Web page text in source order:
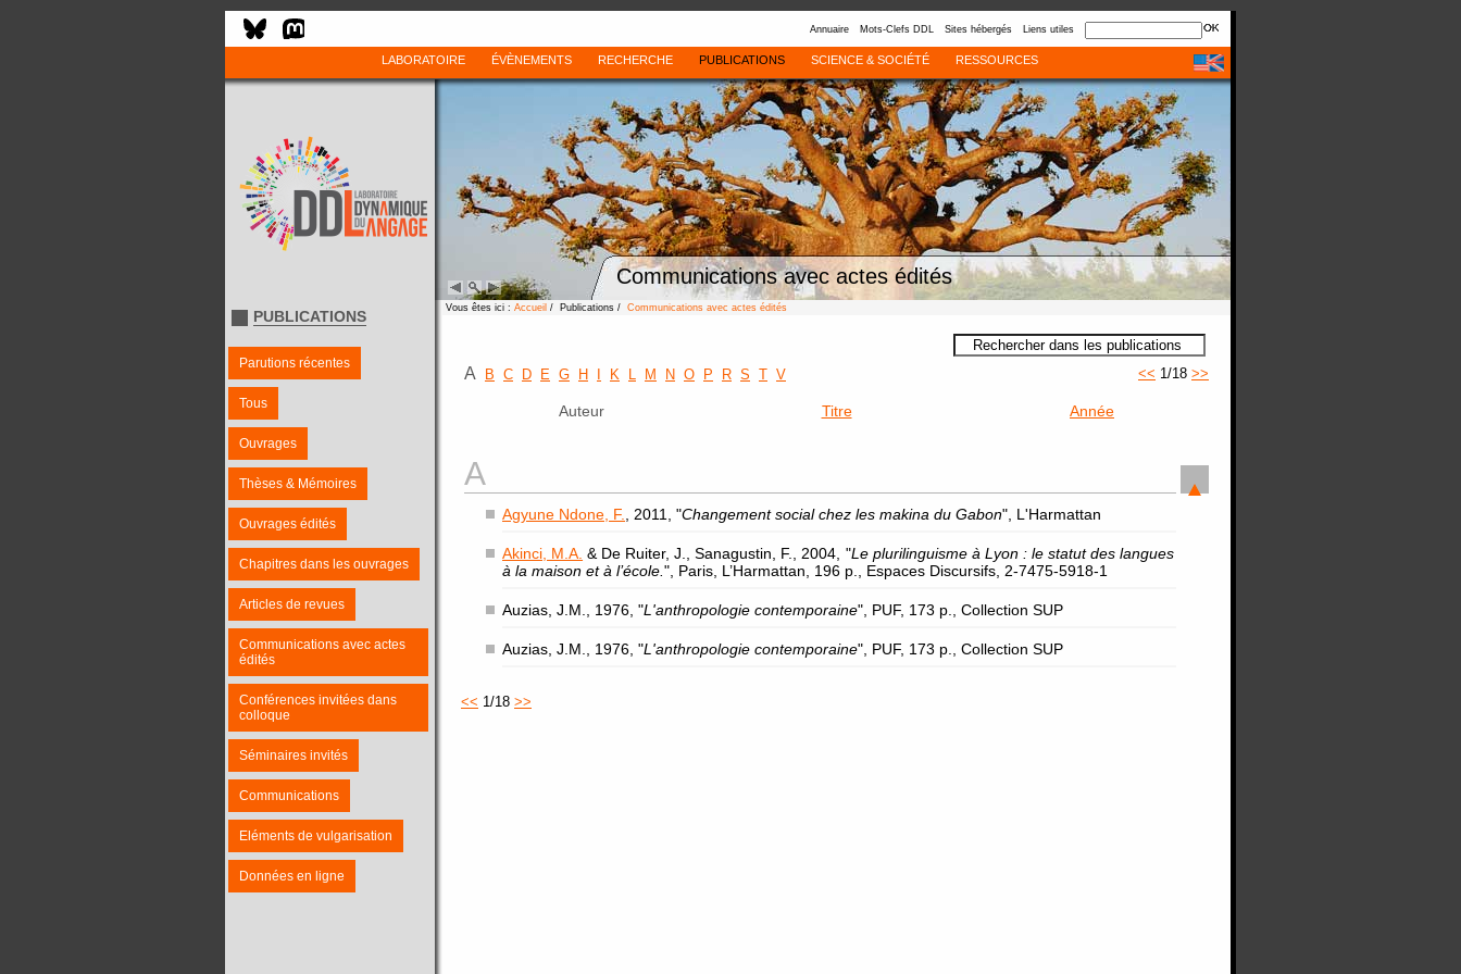
Annuaire Mots-Clefs DDL Sites hébergés Liens utiles
LABORATOIRE ÉVÈNEMENTS RECHERCHE PUBLICATIONS SCIENCE & SOCIÉTÉ RESSOURCES
Communications avec actes édités
PUBLICATIONS
Parutions récentes
Tous
Ouvrages
Thèses & Mémoires
Ouvrages édités
Chapitres dans les ouvrages
Articles de revues
Communications avec actes
édités
Conférences invitées dans
colloque
Séminaires invités
Communications
Eléments de vulgarisation
Données en ligne
Vous êtes ici : Accueil / Publications / Communications avec actes édités
A B C D E G H K L M N O P R S T V << 1/18 >>
Auteur Titre Année
A
Agyune Ndone, F. , 2011, "Changement social chez les makina du Gabon", L'Harmattan
Akinci, M.A. & De Ruiter, J., Sanagustin, F., 2004, "Le plurilinguisme à Lyon : le statut des langues
à la maison et à l’école. ", Paris, L’Harmattan, 196 p., Espaces Discursifs, 2-7475-5918-1
Auzias, J.M., 1976, "L'anthropologie contemporaine", PUF, 173 p., Collection SUP
Auzias, J.M., 1976, "L'anthropologie contemporaine", PUF, 173 p., Collection SUP
<< 1/18 >>